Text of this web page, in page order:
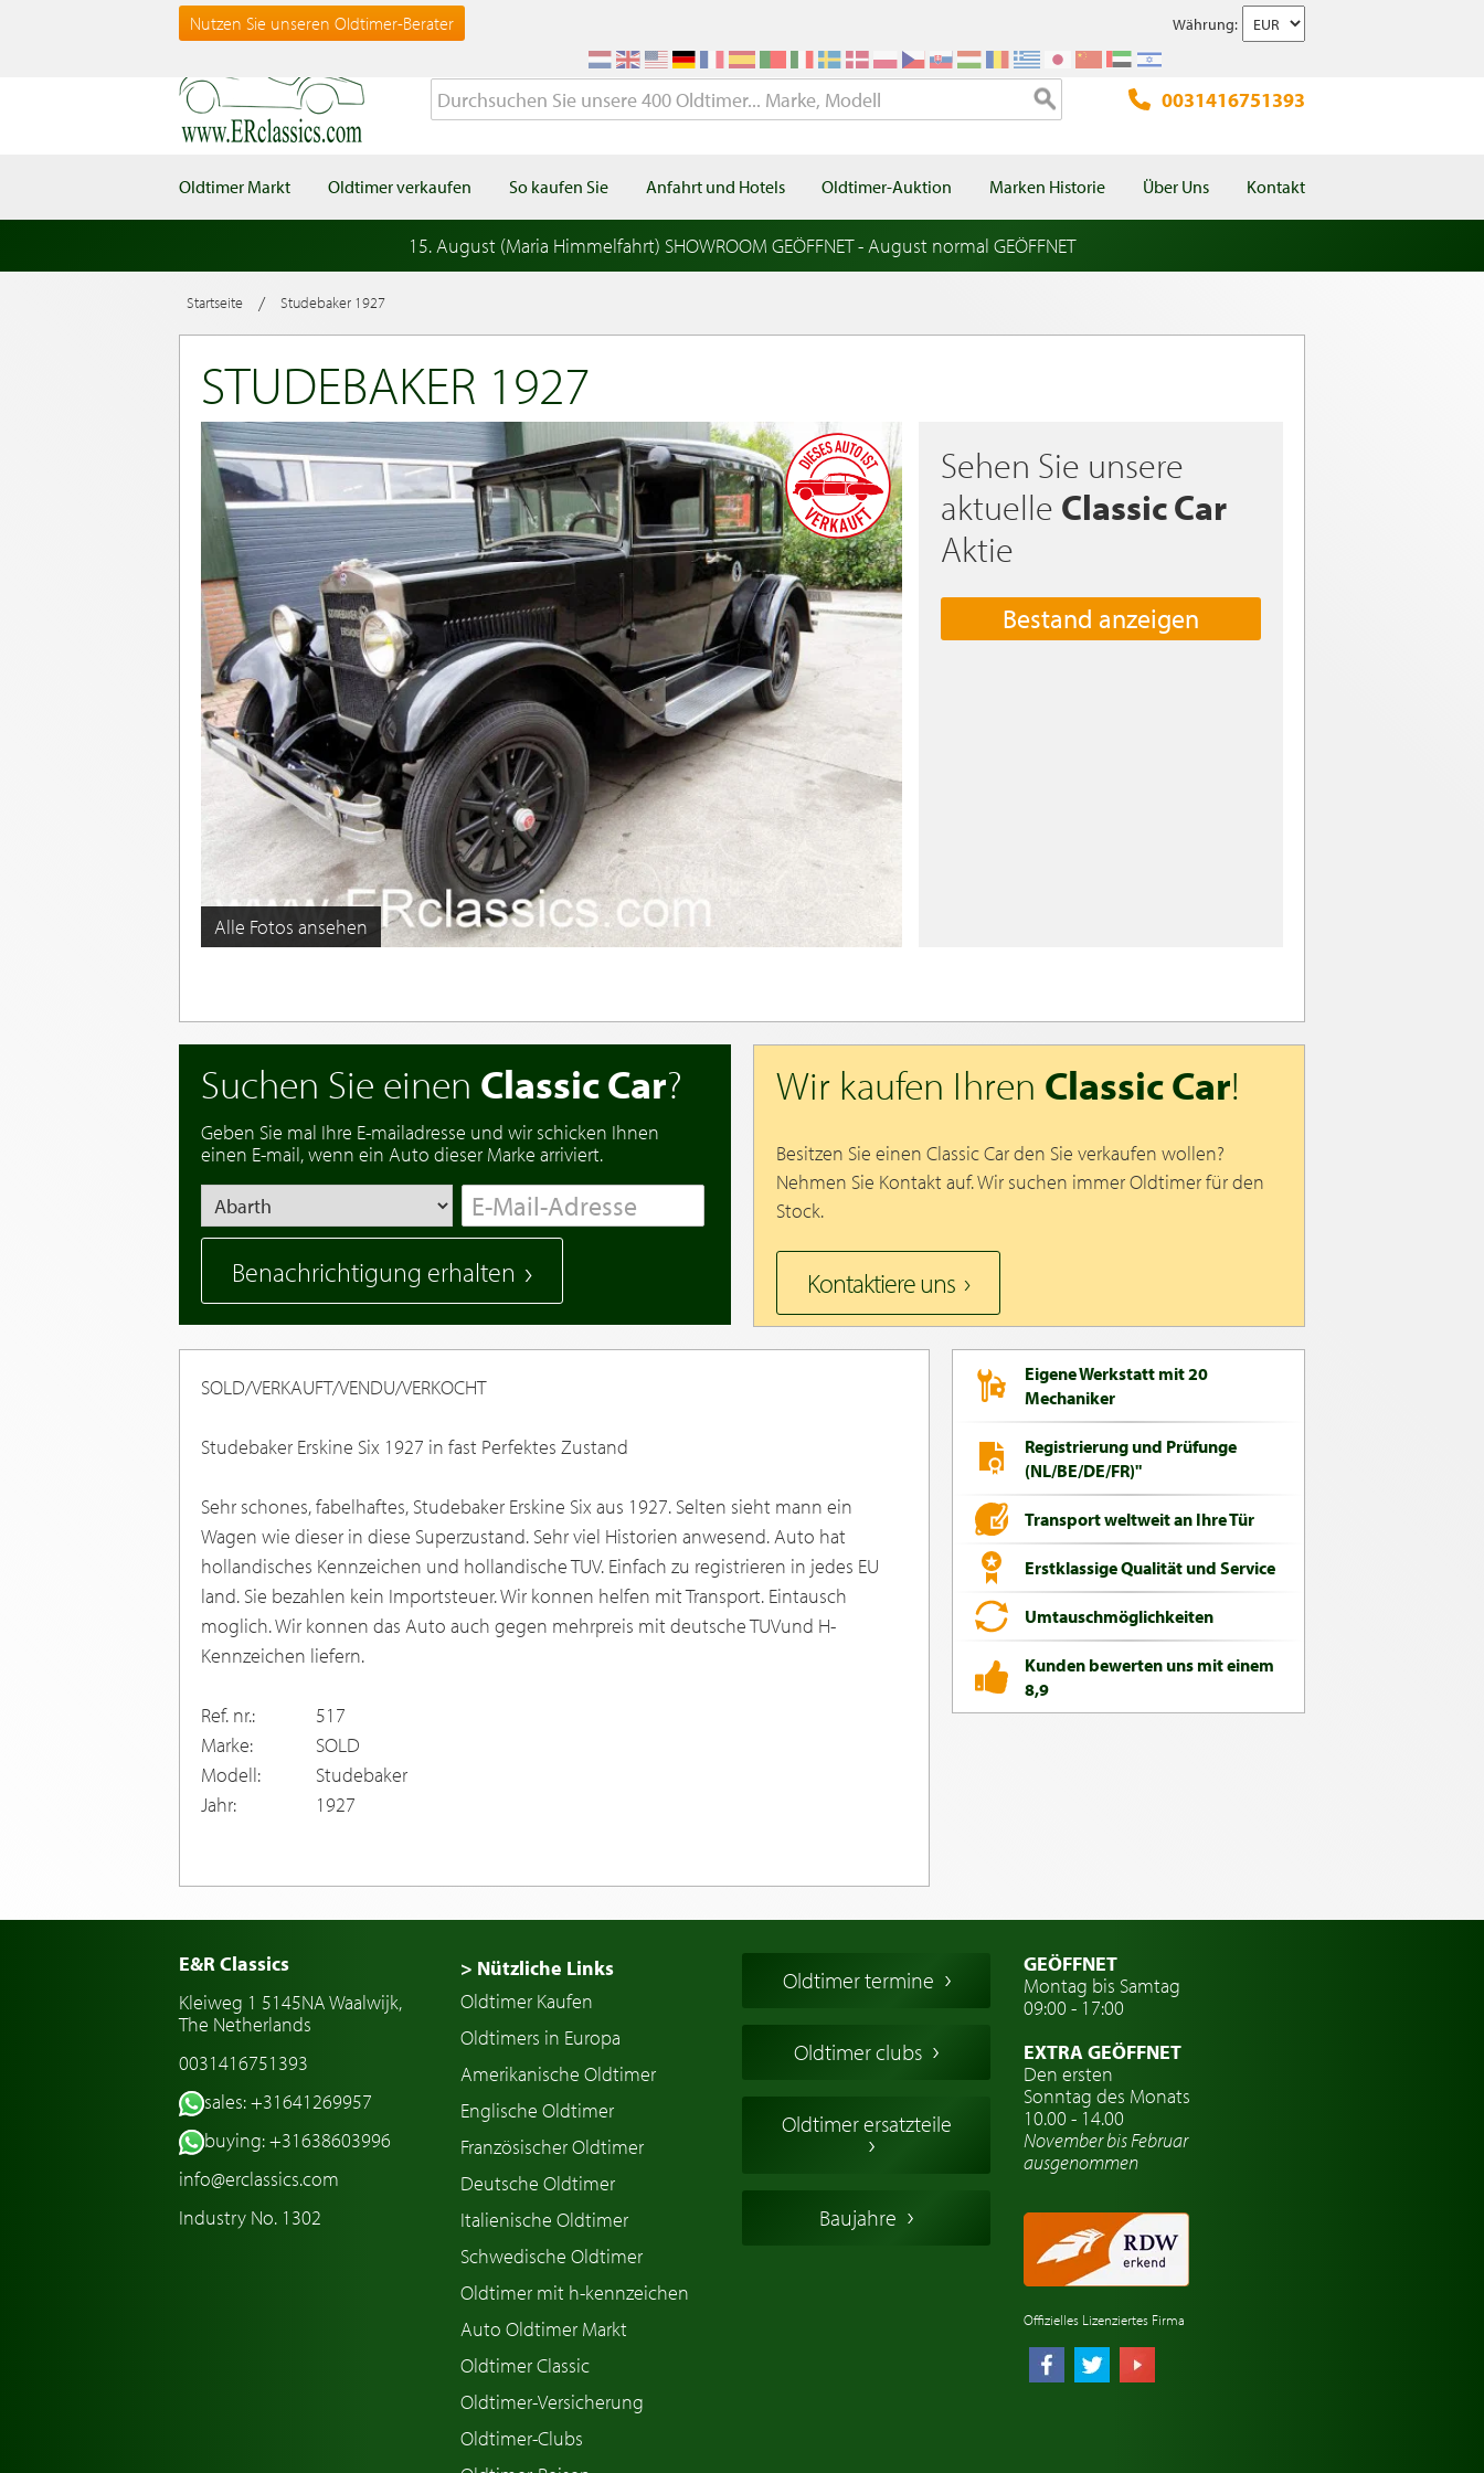
Nutzen Sie unseren Oldtimer-Berater Währung:
0031416751393
Oldtimer Markt Oldtimer verkaufen So kaufen Sie Anfahrt und Hotels Oldtimer-Auktion Marken Historie Über Uns Kontakt
15. August (Maria Himmelfahrt) SHOWROOM GEÖFFNET - August normal GEÖFFNET
Startseite / Studebaker 1927
STUDEBAKER 1927
Alle Fotos ansehen
Sehen Sie unsere
aktuelle Classic Car
Aktie
Bestand anzeigen
Suchen Sie einen Classic Car?
Geben Sie mal Ihre E-mailadresse und wir schicken Ihnen
einen E-mail, wenn ein Auto dieser Marke arriviert.
Benachrichtigung erhalten
Wir kaufen Ihren Classic Car!
Besitzen Sie einen Classic Car den Sie verkaufen wollen?
Nehmen Sie Kontakt auf. Wir suchen immer Oldtimer für den
Stock.
Kontaktiere uns
SOLD/VERKAUFT/VENDU/VERKOCHT
Studebaker Erskine Six 1927 in fast Perfektes Zustand
Sehr schones, fabelhaftes, Studebaker Erskine Six aus 1927. Selten sieht mann ein
Wagen wie dieser in diese Superzustand. Sehr viel Historien anwesend. Auto hat
hollandisches Kennzeichen und hollandische TUV. Einfach zu registrieren in jedes EU
land. Sie bezahlen kein Importsteuer. Wir konnen helfen mit Transport. Eintausch
moglich. Wir konnen das Auto auch gegen mehrpreis mit deutsche TUVund H-
Kennzeichen liefern.
Ref. nr.:
517
Marke:
SOLD
Modell:
Studebaker
Jahr:
1927
Eigene Werkstatt mit 20
Mechaniker
Registrierung und Prüfunge
(NL/BE/DE/FR)"
Transport weltweit an Ihre Tür
Erstklassige Qualität und Service
Umtauschmöglichkeiten
Kunden bewerten uns mit einem
8,9
E&R Classics
Kleiweg 1 5145NA Waalwijk,
The Netherlands
0031416751393
sales: +31641269957
buying: +31638603996
info@erclassics.com
Industry No. 1302
> Nützliche Links
Oldtimer Kaufen
Oldtimers in Europa
Amerikanische Oldtimer
Englische Oldtimer
Französischer Oldtimer
Deutsche Oldtimer
Italienische Oldtimer
Schwedische Oldtimer
Oldtimer mit h-kennzeichen
Auto Oldtimer Markt
Oldtimer Classic
Oldtimer-Versicherung
Oldtimer-Clubs
Oldtimer termine
Oldtimer clubs
Oldtimer ersatzteile
Baujahre
GEÖFFNET
Montag bis Samtag
09:00 - 17:00
EXTRA GEÖFFNET
Den ersten
Sonntag des Monats
10.00 - 14.00
November bis Februar
ausgenommen
Offizielles Lizenziertes Firma